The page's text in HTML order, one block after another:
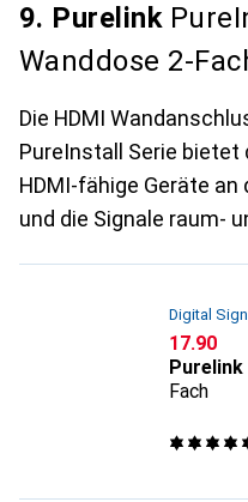
9. Purelink
Wanddose 2-
Die HDMI
PureInstall Serie bietet
HDMI-fähige Geräte
und die Signale raum-
Digital
CHF
17.90
Purelink
Fach